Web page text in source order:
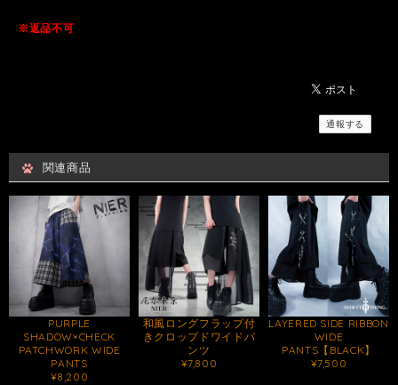
※返品不可
通報する
関連商品
PURPLE
SHADOW×CHECK
PATCHWORK WIDE
PANTS
¥8,200
和風ロングフラップ付
きクロップドワイドパ
ンツ
¥7,800
LAYERED SIDE RIBBON
WIDE
PANTS【BLACK】
¥7,500